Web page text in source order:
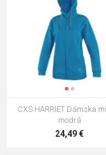
CXS HARRIET Dámska
modrá
24,49 €